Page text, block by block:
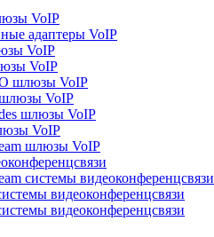
VoIP
адаптеры VoIP
VoIP
VoIP
шлюзы VoIP
VoIP
шлюзы VoIP
VoIP
шлюзы VoIP
системы видеоконференцсвязи
видеоконференцсвязи
видеоконференцсвязи